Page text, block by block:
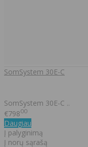
SomSystem 30E-C
SomSystem 30E-C ..
€79800
Daugiau
Į palyginimą
Į norų sąrašą